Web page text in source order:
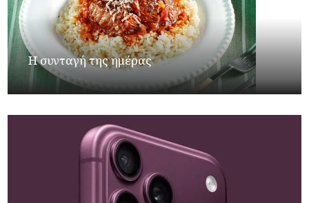
Η συνταγή της ημέρας